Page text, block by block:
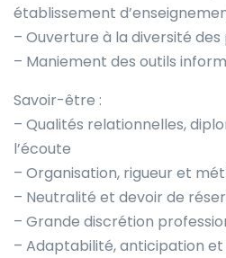
établissement
– Ouverture à la diversité des
– Maniement des outils
Savoir-être :
– Qualités relationnelles,
l’écoute
– Organisation, rigueur et
– Neutralité et devoir de
– Grande discrétion
– Adaptabilité, anticipation